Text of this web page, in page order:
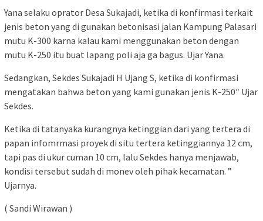
Yana selaku oprator Desa Sukajadi, ketika di konfirmasi terkait
jenis beton yang di gunakan betonisasi jalan Kampung Palasari
mutu K-300 karna kalau kami menggunakan beton dengan
mutu K-250 itu buat lapang poli aja ga bagus. Ujar Yana.
Sedangkan, Sekdes Sukajadi H Ujang S, ketika di konfirmasi
mengatakan bahwa beton yang kami gunakan jenis K-250″ Ujar
Sekdes.
Ketika di tatanyaka kurangnya ketinggian dari yang tertera di
papan infomrmasi proyek di situ tertera ketinggiannya 12 cm,
tapi pas di ukur cuman 10 cm, lalu Sekdes hanya menjawab,
kondisi tersebut sudah di monev oleh pihak kecamatan. ”
Ujarnya.
( Sandi Wirawan )